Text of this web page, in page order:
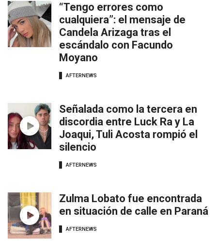
“Tengo errores como
cualquiera”: el mensaje de
Candela Arizaga tras el
escándalo con Facundo
Moyano
AFTERNEWS
Señalada como la tercera en
discordia entre Luck Ra y La
Joaqui, Tuli Acosta rompió el
silencio
AFTERNEWS
Zulma Lobato fue encontrada
en situación de calle en Paraná
AFTERNEWS